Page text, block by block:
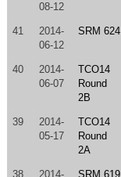
08-12
41
2014-
06-12
SRM 624
40
2014-
06-07
TCO14
Round
2B
39
2014-
05-17
TCO14
Round
2A
38
2014-
SRM 619